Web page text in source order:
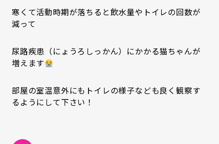
寒くて活動時期が落ちると飲水量やトイレの回数が
減って
尿路疾患（にょうろしっかん）にかかる猫ちゃんが
増えます
部屋の室温意外にもトイレの様子なども良く観察す
るようにして下さい！